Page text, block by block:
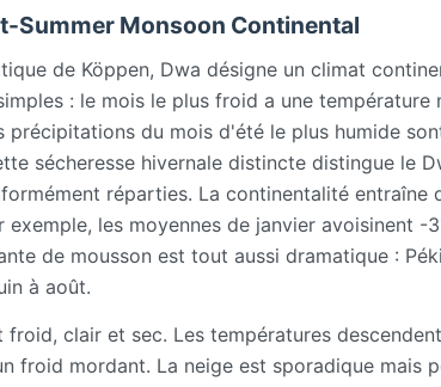
Summer Monsoon Continental
de Köppen, Dwa désigne un climat
: le mois le plus froid a une température
précipitations du mois d'été le plus humide
sécheresse hivernale distincte distingue le
réparties. La continentalité entraîne
les moyennes de janvier avoisinent -
de mousson est tout aussi dramatique :
à août.
froid, clair et sec. Les températures
froid mordant. La neige est sporadique mais